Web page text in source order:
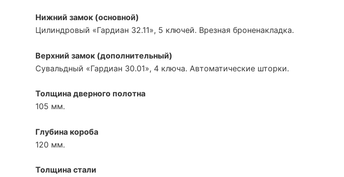
Нижний замок (основной)
Цилиндровый «Гардиан 32.11», 5 ключей. Врезная броненакладка.
Верхний замок (дополнительный)
Сувальдный «Гардиан 30.01», 4 ключа. Автоматические шторки.
Толщина дверного полотна
105 мм.
Глубина короба
120 мм.
Толщина стали